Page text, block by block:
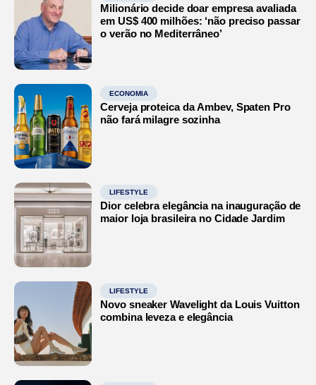
Milionário decide doar empresa avaliada
em US$ 400 milhões: ‘não preciso passar
o verão no Mediterrâneo’
ECONOMIA
Cerveja proteica da Ambev, Spaten Pro
não fará milagre sozinha
LIFESTYLE
Dior celebra elegância na inauguração de
maior loja brasileira no Cidade Jardim
LIFESTYLE
Novo sneaker Wavelight da Louis Vuitton
combina leveza e elegância